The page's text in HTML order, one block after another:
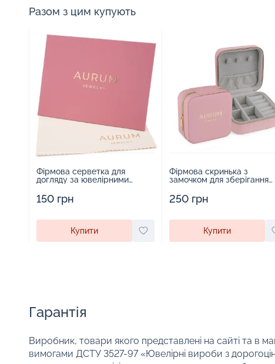
Разом з цим купують
Фірмова серветка для
догляду за ювелірними
150 грн
Купити
Фірмова скринька з
замочком для зберігання
250 грн
Купити
Гарантія
Виробник, товари якого представлені на сайті та в
вимогами ДСТУ 3527-97 «Ювелірні вироби з